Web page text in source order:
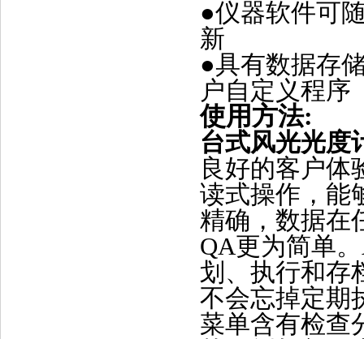
●仪器软件可
新
●具有数据存
户自定义程序
使用方法:
台式风光光度
良好的客户体
读式操作，能
精确，数据在
QA更为简单
划、执行和存
不会忘掉定期
菜单含有检查